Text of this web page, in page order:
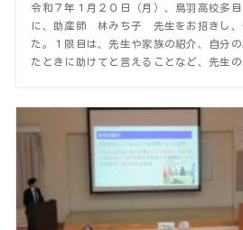
令和７年１月２０日（月）、鳥羽高校多
に、助産師 林みち子 先生をお招きし、
た。１限目は、先生や家族の紹介、自分
たときに助けてと言えることなど、先生